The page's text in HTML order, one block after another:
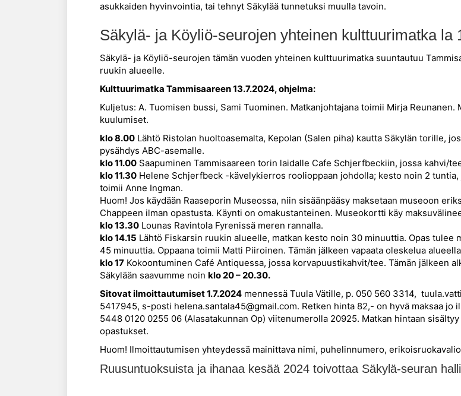
asukkaiden hyvinvointia, tai tehnyt Säkylää tunnetuksi muulla tavoin.
Säkylä- ja Köyliö-seurojen yhteinen kulttuurimatka la
Säkylä- ja Köyliö-seurojen tämän vuoden yhteinen kulttuurimatka suuntautuu
ruukin alueelle.
Kulttuurimatka Tammisaareen 13.7.2024, ohjelma:
Kuljetus: A. Tuomisen bussi, Sami Tuominen. Matkanjohtajana toimii Mirja
kuulumiset.
klo 8.00 Lähtö Ristolan huoltoasemalta, Kepolan (Salen piha) kautta Säkylän torille,
pysähdys ABC-asemalle.
klo 11.00 Saapuminen Tammisaareen torin laidalle Cafe Schjerfbeckiin, jossa kahvi/
klo 11.30 Helene Schjerfbeck -kävelykierros roolioppaan johdolla; kesto noin 2
toimii Anne Ingman.
Huom! Jos käydään Raaseporin Museossa, niin sisäänpääsy maksetaan museoon
Chappeen ilman opastusta. Käynti on omakustanteinen. Museokortti käy
klo 13.30 Lounas Ravintola Fyrenissä meren rannalla.
klo 14.15 Lähtö Fiskarsin ruukin alueelle, matkan kesto noin 30 minuuttia. Opas tulee
45 minuuttia. Oppaana toimii Matti Piiroinen. Tämän jälkeen vapaata oleskelua
klo 17 Kokoontuminen Café Antiquessa, jossa korvapuustikahvit/tee. Tämän jälkeen
Säkylään saavumme noinklo 20 – 20.30.
Sitovat ilmoittautumiset 1.7.2024 mennessä Tuula Vätille, p. 050 560 3314,
5417945, s-posti helena.santala45@gmail.com. Retken hinta 82,- on hyvä maksaa
5448 0120 0255 06 (Alasatakunnan Op) viitenumerolla 20925. Matkan hintaan
opastukset.
Huom! Ilmoittautumisen yhteydessä mainittava nimi, puhelinnumero,
Ruusuntuoksuista ja ihanaa kesää 2024 toivottaa Säkylä-seuran